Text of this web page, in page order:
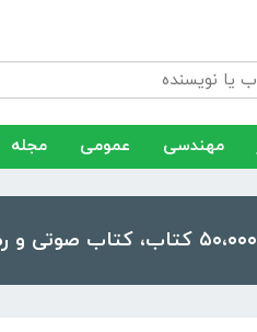
مهندسی عمومی مجله